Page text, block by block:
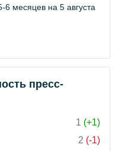
6 месяцев на 5 августа
пресс-
1 (+1)
2 (-1)